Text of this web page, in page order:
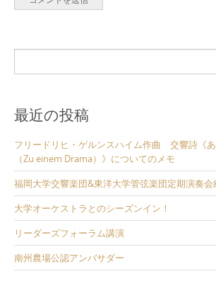
最近の投稿
フリードリヒ・ゲルンスハイム作曲 交響詩《
（Zu einem Drama）》についてのメモ
福岡大学交響楽団&東洋大学管弦楽団定期演奏会
大学オーケストラとのシーズンイン！
リーダーズフォーラム講演
南州農場公認アンバサダー